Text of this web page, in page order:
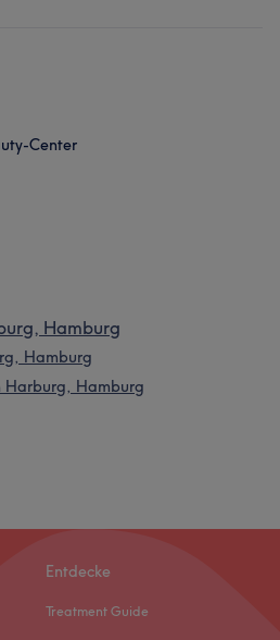
Center
Hamburg
Hamburg
Harburg, Hamburg
Entdecke
Treatment Guide